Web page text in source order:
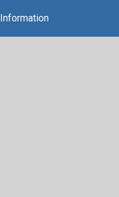
Information